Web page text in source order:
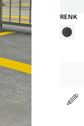
RENK